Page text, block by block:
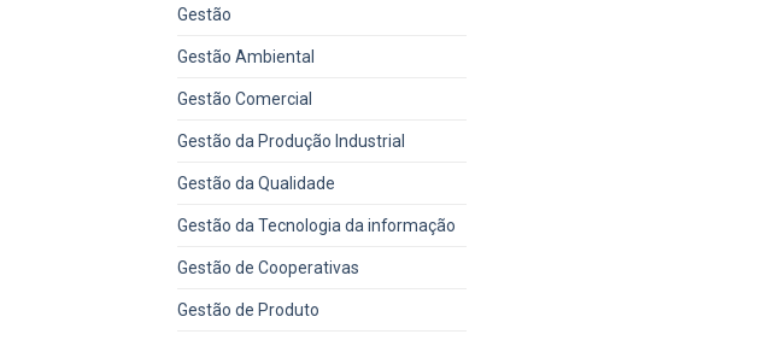
Gestão
Gestão Ambiental
Gestão Comercial
Gestão da Produção Industrial
Gestão da Qualidade
Gestão da Tecnologia da informação
Gestão de Cooperativas
Gestão de Produto